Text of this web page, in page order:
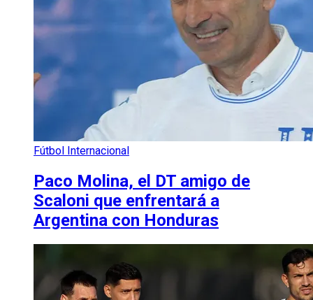
Fútbol Internacional
Paco Molina, el DT amigo de
Scaloni que enfrentará a
Argentina con Honduras